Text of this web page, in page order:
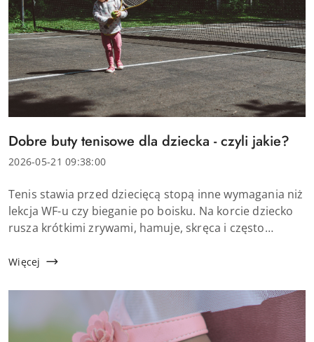
Tytuł
artykułu:
Dobre buty tenisowe dla dziecka - czyli jakie?
Data
2026-05-21 09:38:00
Treść
artykułu:
Tenis stawia przed dziecięcą stopą inne wymagania niż
lekcja WF-u czy bieganie po boisku. Na korcie dziecko
rusza krótkimi zrywami, hamuje, skręca i często
sportowe obuwie może nie dać odpowiedni...
Więcej